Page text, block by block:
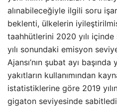
alınabileceğiyle ilgili soru
beklenti, ülkelerin
taahhütlerini 2020 yılı
yılı sonundaki emisyon
Ajansı’nın şubat ayı
yakıtların kullanımından
istatistiklerine göre 2019
gigaton seviyesinde